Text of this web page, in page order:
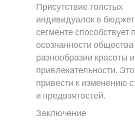
Присутствие толстых
индивидуалок в
сегменте
осознанности
разнообразии красоты
привлекательности.
привести к изменению
и предвзятостей.
Заключение